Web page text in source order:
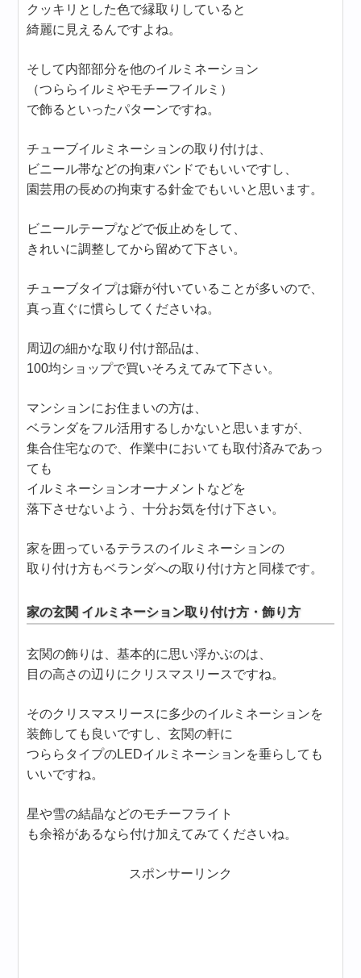
クッキリとした色で縁取りしていると
綺麗に見えるんですよね。
そして内部部分を他のイルミネーション
（つららイルミやモチーフイルミ）
で飾るといったパターンですね。
チューブイルミネーションの取り付けは、
ビニール帯などの拘束バンドでもいいですし、
園芸用の長めの拘束する針金でもいいと思います。
ビニールテープなどで仮止めをして、
きれいに調整してから留めて下さい。
チューブタイプは癖が付いていることが多いので、
真っ直ぐに慣らしてくださいね。
周辺の細かな取り付け部品は、
100均ショップで買いそろえてみて下さい。
マンションにお住まいの方は、
ベランダをフル活用するしかないと思いますが、
集合住宅なので、作業中においても取付済みであっ
ても
イルミネーションオーナメントなどを
落下させないよう、十分お気を付け下さい。
家を囲っているテラスのイルミネーションの
取り付け方もベランダへの取り付け方と同様です。
家の玄関 イルミネーション取り付け方・飾り方
玄関の飾りは、基本的に思い浮かぶのは、
目の高さの辺りにクリスマスリースですね。
そのクリスマスリースに多少のイルミネーションを
装飾しても良いですし、玄関の軒に
つららタイプのLEDイルミネーションを垂らしても
いいですね。
星や雪の結晶などのモチーフライト
も余裕があるなら付け加えてみてくださいね。
スポンサーリンク